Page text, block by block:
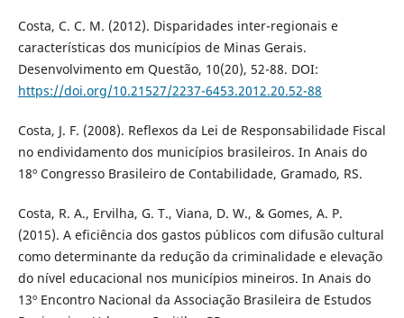
Costa, C. C. M. (2012). Disparidades inter-regionais e
características dos municípios de Minas Gerais.
Desenvolvimento em Questão, 10(20), 52-88. DOI:
https://doi.org/10.21527/2237-6453.2012.20.52-88
Costa, J. F. (2008). Reflexos da Lei de Responsabilidade Fiscal
no endividamento dos municípios brasileiros. In Anais do
18º Congresso Brasileiro de Contabilidade, Gramado, RS.
Costa, R. A., Ervilha, G. T., Viana, D. W., & Gomes, A. P.
(2015). A eficiência dos gastos públicos com difusão cultural
como determinante da redução da criminalidade e elevação
do nível educacional nos municípios mineiros. In Anais do
13º Encontro Nacional da Associação Brasileira de Estudos